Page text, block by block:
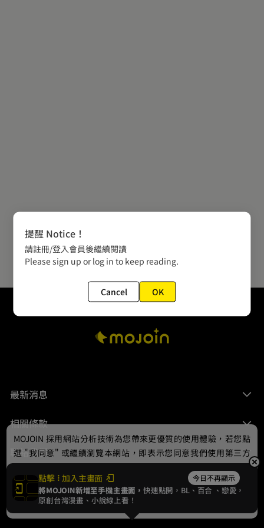
最新消息
相關條款
聯絡我們
© 2024 gamania Digital Entertainment Co., Ltd.
點擊 加入主畫面 今日不再顯示
將MOJOIN新增至手機主畫面，快速點開，BL、 百合 、戀愛，
原創台灣漫畫、小說線上看！
MOJOIN 採用網站分析技術為您帶來更優質的使用體驗，若您點
選 "我同意" 或繼續瀏覽本網站，即表示您同意我們使用第三方
Cookie，欲瞭解更多資訊請見隱私權政策。
我同意
提醒 Notice！
請註冊/登入會員後繼續閱讀
Please sign up or log in to keep reading.
Cancel OK